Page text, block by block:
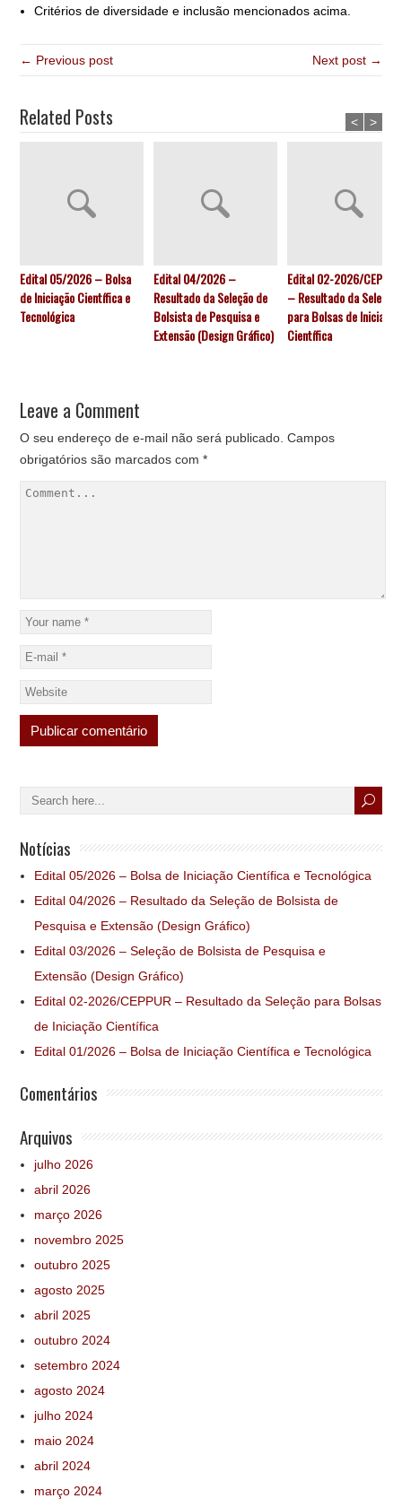
Critérios de diversidade e inclusão mencionados acima.
← Previous post Next post →
Related Posts
Edital 05/2026 – Bolsa
de Iniciação Científica e
Tecnológica
Edital 04/2026 –
Resultado da Seleção de
Bolsista de Pesquisa e
Extensão (Design Gráfico)
Edital 02-2026/CEPPUR
– Resultado da Seleção
para Bolsas de Iniciação
Científica
< >
Leave a Comment
O seu endereço de e-mail não será publicado. Campos
obrigatórios são marcados com*
Notícias
Edital 05/2026 – Bolsa de Iniciação Científica e Tecnológica
Edital 04/2026 – Resultado da Seleção de Bolsista de
Pesquisa e Extensão (Design Gráfico)
Edital 03/2026 – Seleção de Bolsista de Pesquisa e
Extensão (Design Gráfico)
Edital 02-2026/CEPPUR – Resultado da Seleção para Bolsas
de Iniciação Científica
Edital 01/2026 – Bolsa de Iniciação Científica e Tecnológica
Comentários
Arquivos
julho 2026
abril 2026
março 2026
novembro 2025
outubro 2025
agosto 2025
abril 2025
outubro 2024
setembro 2024
agosto 2024
julho 2024
maio 2024
abril 2024
março 2024